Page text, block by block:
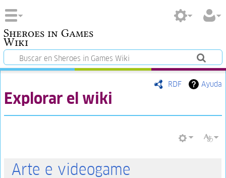
Sheroes in Games
Wiki
RDF Ayuda
Explorar el wiki
Arte e videogame